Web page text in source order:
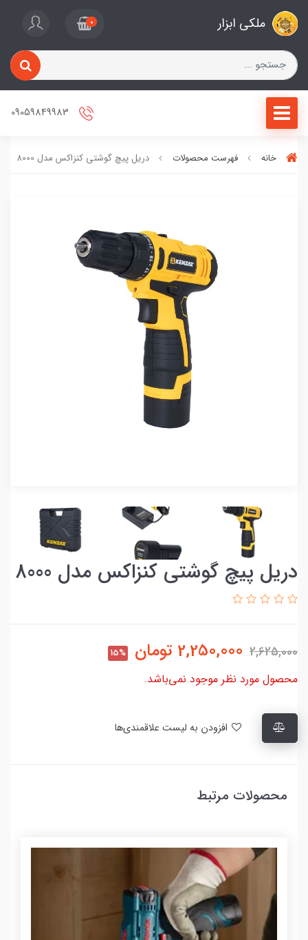
ملکی ابزار 0
خانه فهرست محصولات دریل پیچ گوشتی کنزاکس مدل 8000
دریل پیچ گوشتی کنزاکس مدل 8000
2,625,000
2,250,000 تومان 15%
محصول مورد نظر موجود نمی‌باشد.
محصولات مرتبط